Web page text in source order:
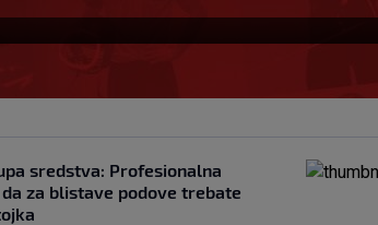
sredstva: Profesionalna
za blistave podove trebate